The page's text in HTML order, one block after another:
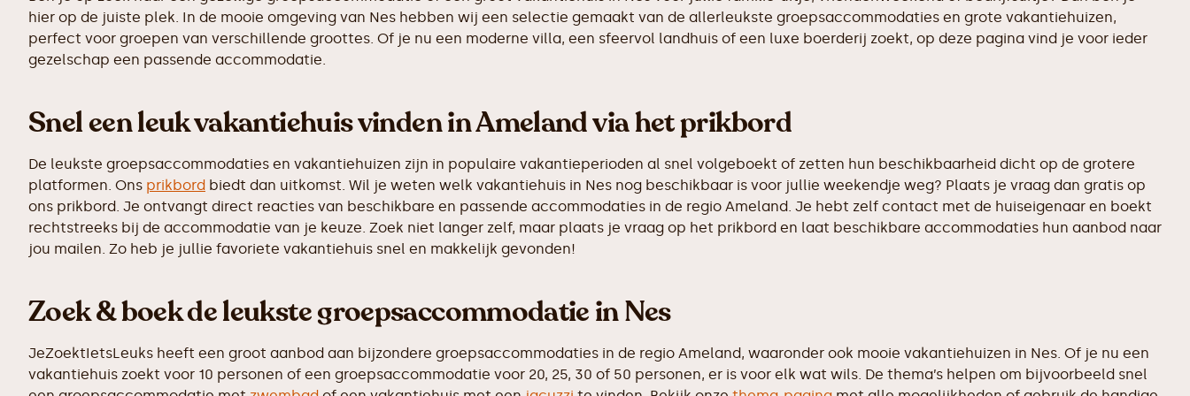
hier op de juiste plek. In de mooie omgeving van Nes hebben wij een selectie gemaakt van de allerleukste groepsaccommodaties en grote vakantiehuizen,
perfect voor groepen van verschillende groottes. Of je nu een moderne villa, een sfeervol landhuis of een luxe boerderij zoekt, op deze pagina vind je voor ieder
gezelschap een passende accommodatie.
Snel een leuk vakantiehuis vinden in Ameland via het prikbord
De leukste groepsaccommodaties en vakantiehuizen zijn in populaire vakantieperioden al snel volgeboekt of zetten hun beschikbaarheid dicht op de grotere
platformen. Ons prikbord biedt dan uitkomst. Wil je weten welk vakantiehuis in Nes nog beschikbaar is voor jullie weekendje weg? Plaats je vraag dan gratis op
ons prikbord. Je ontvangt direct reacties van beschikbare en passende accommodaties in de regio Ameland. Je hebt zelf contact met de huiseigenaar en boekt
rechtstreeks bij de accommodatie van je keuze. Zoek niet langer zelf, maar plaats je vraag op het prikbord en laat beschikbare accommodaties hun aanbod naar
jou mailen. Zo heb je jullie favoriete vakantiehuis snel en makkelijk gevonden!
Zoek & boek de leukste groepsaccommodatie in Nes
JeZoektIetsLeuks heeft een groot aanbod aan bijzondere groepsaccommodaties in de regio Ameland, waaronder ook mooie vakantiehuizen in Nes. Of je nu een
vakantiehuis zoekt voor 10 personen of een groepsaccommodatie voor 20, 25, 30 of 50 personen, er is voor elk wat wils. De thema’s helpen om bijvoorbeeld snel